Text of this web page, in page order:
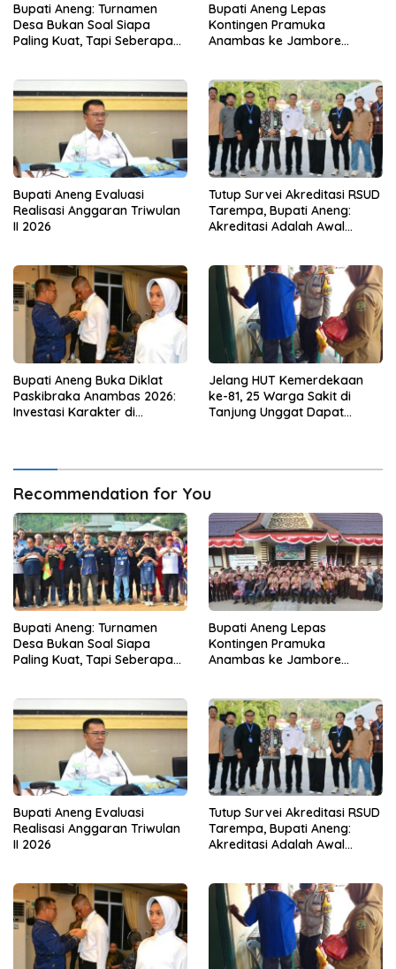
Bupati Aneng: Turnamen
Desa Bukan Soal Siapa
Paling Kuat, Tapi Seberapa
Bupati Aneng Lepas
Kontingen Pramuka
Anambas ke Jambore
Bupati Aneng Evaluasi
Realisasi Anggaran Triwulan
II 2026
Tutup Survei Akreditasi RSUD
Tarempa, Bupati Aneng:
Akreditasi Adalah Awal
Bupati Aneng Buka Diklat
Paskibraka Anambas 2026:
Investasi Karakter di
Jelang HUT Kemerdekaan
ke-81, 25 Warga Sakit di
Tanjung Unggat Dapat
Recommendation for You
Bupati Aneng: Turnamen
Desa Bukan Soal Siapa
Paling Kuat, Tapi Seberapa
Bupati Aneng Lepas
Kontingen Pramuka
Anambas ke Jambore
Bupati Aneng Evaluasi
Realisasi Anggaran Triwulan
II 2026
Tutup Survei Akreditasi RSUD
Tarempa, Bupati Aneng:
Akreditasi Adalah Awal